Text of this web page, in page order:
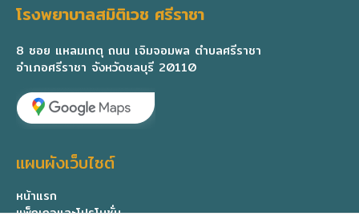
โรงพยาบาลสมิติเวช ศรีราชา
8 ซอย แหลมเกตุ ถนน เจิมจอมพล ตำบลศรีราชา
อำเภอศรีราชา จังหวัดชลบุรี 20110
แผนผังเว็บไซต์
หน้าแรก
แพ็กเกจและโปรโมชั่น